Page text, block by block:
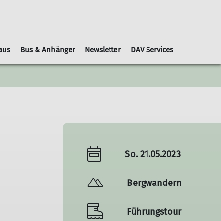
Gruppen Nachrichtenblätter
Geschäftsordnung
Schwierigkeitsbewertungen
Kooperationspartner
Bus & Anhänger Newsletter DAV Services
So. 21.05.2023
Bergwandern
Führungstour